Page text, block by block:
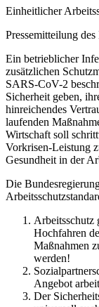
Einheitlicher
Pressemitteilung
Ein betrieblicher
zusätzlichen
SARS-CoV-2
Sicherheit geben,
hinreichendes
laufenden
Wirtschaft soll
Vorkrisen-Leistung
Gesundheit in der
Die
Arbeitsschutz
Hochfahren
Maßnahmen
werden!
Angebot
Der